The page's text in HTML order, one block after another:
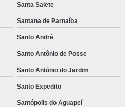
Santa Salete
Santana de Parnaíba
Santo André
Santo Antônio de Posse
Santo Antônio do Jardim
Santo Expedito
Santópolis do Aguapeí